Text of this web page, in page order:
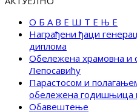
О Б А В Е Ш Т Е Њ Е
Награђени ђаци
диплома
Обележена храмовна и
Лепосавићу
Парастосом и
обележена годишњица
Обавештење